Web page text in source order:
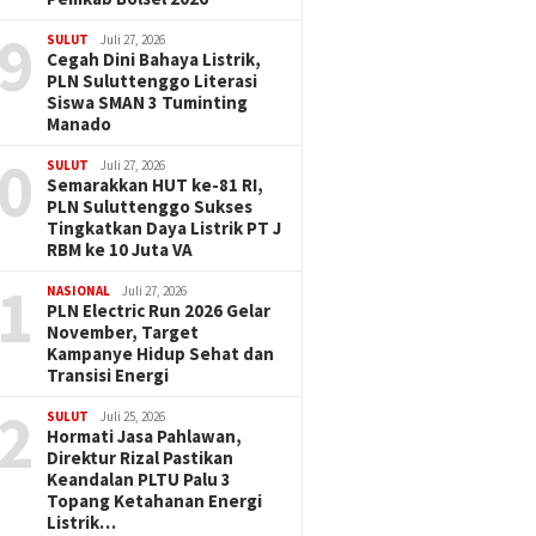
SULUT Juli 27, 2026
Cegah Dini Bahaya Listrik,
PLN Suluttenggo Literasi
Siswa SMAN 3 Tuminting
Manado
SULUT Juli 27, 2026
Semarakkan HUT ke-81 RI,
PLN Suluttenggo Sukses
Tingkatkan Daya Listrik PT J
RBM ke 10 Juta VA
NASIONAL Juli 27, 2026
PLN Electric Run 2026 Gelar
November, Target
Kampanye Hidup Sehat dan
Transisi Energi
SULUT Juli 25, 2026
Hormati Jasa Pahlawan,
Direktur Rizal Pastikan
Keandalan PLTU Palu 3
Topang Ketahanan Energi
Listrik…